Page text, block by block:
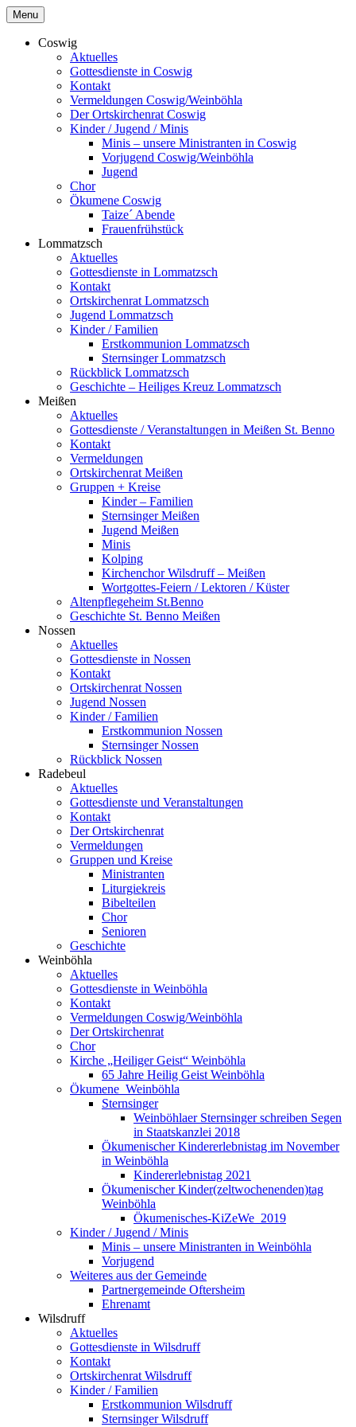
Skip
to
content
Menu
Coswig
Aktuelles
Gottesdienste in Coswig
Kontakt
Vermeldungen Coswig/Weinböhla
Der Ortskirchenrat Coswig
Kinder / Jugend / Minis
Minis – unsere Ministranten in Coswig
Vorjugend Coswig/Weinböhla
Jugend
Chor
Ökumene Coswig
Taize´ Abende
Frauenfrühstück
Lommatzsch
Aktuelles
Gottesdienste in Lommatzsch
Kontakt
Ortskirchenrat Lommatzsch
Jugend Lommatzsch
Kinder / Familien
Erstkommunion Lommatzsch
Sternsinger Lommatzsch
Rückblick Lommatzsch
Geschichte – Heiliges Kreuz Lommatzsch
Meißen
Aktuelles
Gottesdienste / Veranstaltungen in Meißen St. Benno
Kontakt
Vermeldungen
Ortskirchenrat Meißen
Gruppen + Kreise
Kinder – Familien
Sternsinger Meißen
Jugend Meißen
Minis
Kolping
Kirchenchor Wilsdruff – Meißen
Wortgottes-Feiern / Lektoren / Küster
Altenpflegeheim St.Benno
Geschichte St. Benno Meißen
Nossen
Aktuelles
Gottesdienste in Nossen
Kontakt
Ortskirchenrat Nossen
Jugend Nossen
Kinder / Familien
Erstkommunion Nossen
Sternsinger Nossen
Rückblick Nossen
Radebeul
Aktuelles
Gottesdienste und Veranstaltungen
Kontakt
Der Ortskirchenrat
Vermeldungen
Gruppen und Kreise
Ministranten
Liturgiekreis
Bibelteilen
Chor
Senioren
Geschichte
Weinböhla
Aktuelles
Gottesdienste in Weinböhla
Kontakt
Vermeldungen Coswig/Weinböhla
Der Ortskirchenrat
Chor
Kirche „Heiliger Geist“ Weinböhla
65 Jahre Heilig Geist Weinböhla
Ökumene_Weinböhla
Sternsinger
Weinböhlaer Sternsinger schreiben Segen
in Staatskanzlei 2018
Ökumenischer Kindererlebnistag im November
in Weinböhla
Kindererlebnistag 2021
Ökumenischer Kinder(zeltwochenenden)tag
Weinböhla
Ökumenisches-KiZeWe_2019
Kinder / Jugend / Minis
Minis – unsere Ministranten in Weinböhla
Vorjugend
Weiteres aus der Gemeinde
Partnergemeinde Oftersheim
Ehrenamt
Wilsdruff
Aktuelles
Gottesdienste in Wilsdruff
Kontakt
Ortskirchenrat Wilsdruff
Kinder / Familien
Erstkommunion Wilsdruff
Sternsinger Wilsdruff